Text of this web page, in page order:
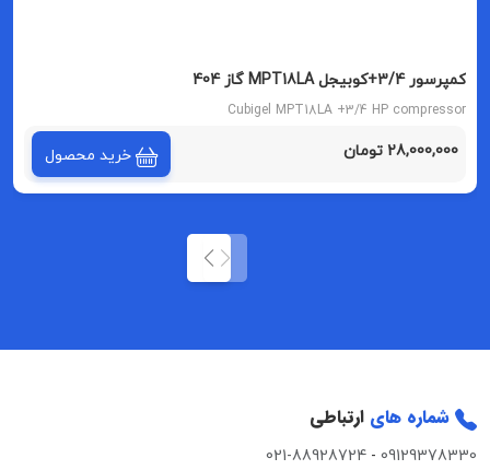
کمپرسور 3/4+کوبیجل MPT18LA گاز 404
Cubigel MPT18LA +3/4 HP compressor
28,000,000 تومان خرید محصول
شماره های ارتباطی
09129378330
-
021-88928724